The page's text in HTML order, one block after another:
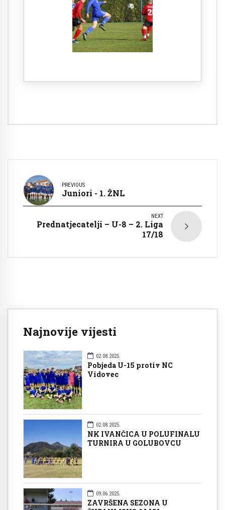
PREVIOUS
Juniori - 1. ŽNL
NEXT
Prednatjecatelji – U-8 – 2. Liga
17/18
Najnovije vijesti
02.08.2025.
Pobjeda U-15 protiv NC
Vidovec
02.08.2025.
NK IVANČICA U POLUFINALU
TURNIRA U GOLUBOVCU
09.06.2025.
ZAVRŠENA SEZONA U